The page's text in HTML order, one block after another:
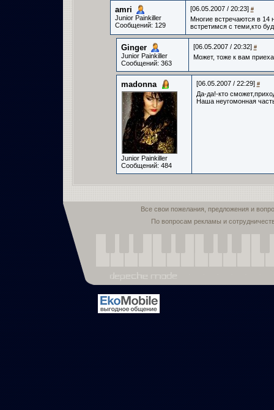
amri­
Junior Painkiller
Сообщений: 129
[06.05.2007 / 20:23] #
Многие встречаются в
встретимся с теми,кто
Ginger­
Junior Painkiller
Сообщений: 363
[06.05.2007 / 20:32] #
Может, тоже к вам
madonna
Junior Painkiller
Сообщений: 484
[06.05.2007 / 22:29] #
Да-да!-кто
Наша неугомонная
Все свои пожелания, предложения и
По вопросам рекламы и